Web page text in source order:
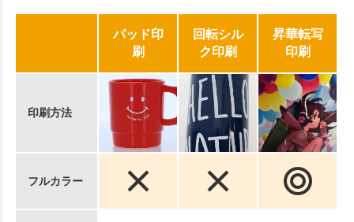
パッド印
刷
回転シル
ク印刷
昇華転写
印刷
印刷方法
フルカラー